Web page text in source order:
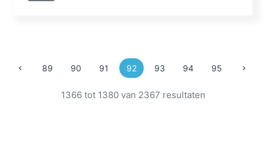
89 90 91 92 93 94 95
1366 tot 1380 van 2367 resultaten